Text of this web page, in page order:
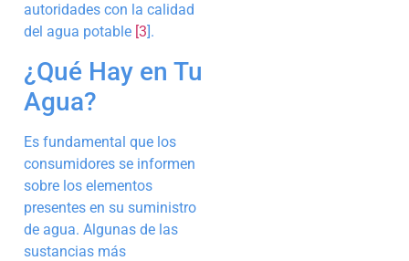
autoridades con la calidad
del agua potable [3].
¿Qué Hay en Tu
Agua?
Es fundamental que los
consumidores se informen
sobre los elementos
presentes en su suministro
de agua. Algunas de las
sustancias más